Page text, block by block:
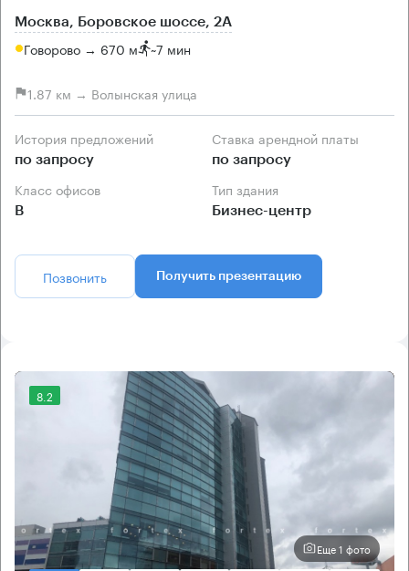
Москва, Боровское шоссе, 2А
Говорово → 670 м ~7 мин
1.87 км → Волынская улица
История предложений
по запросу
Ставка арендной платы
по запросу
Класс офисов
B
Тип здания
Бизнес-центр
Позвонить Получить презентацию
8.2
Еще 1 фото